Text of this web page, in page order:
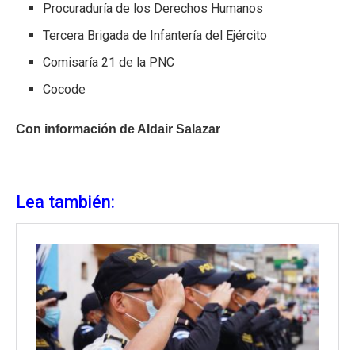
Procuraduría de los Derechos Humanos
Tercera Brigada de Infantería del Ejército
Comisaría 21 de la PNC
Cocode
Con información de Aldair Salazar
Lea también: